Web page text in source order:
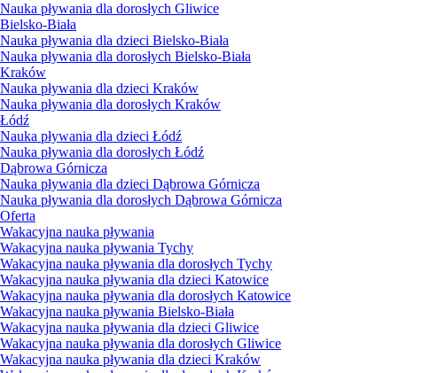
Nauka pływania dla dorosłych Gliwice
Bielsko-Biała
Nauka pływania dla dzieci Bielsko-Biała
Nauka pływania dla dorosłych Bielsko-Biała
Kraków
Nauka pływania dla dzieci Kraków
Nauka pływania dla dorosłych Kraków
Łódź
Nauka pływania dla dzieci Łódź
Nauka pływania dla dorosłych Łódź
Dąbrowa Górnicza
Nauka pływania dla dzieci Dąbrowa Górnicza
Nauka pływania dla dorosłych Dąbrowa Górnicza
Oferta
Wakacyjna nauka pływania
Wakacyjna nauka pływania Tychy
Wakacyjna nauka pływania dla dorosłych Tychy
Wakacyjna nauka pływania dla dzieci Katowice
Wakacyjna nauka pływania dla dorosłych Katowice
Wakacyjna nauka pływania Bielsko-Biała
Wakacyjna nauka pływania dla dzieci Gliwice
Wakacyjna nauka pływania dla dorosłych Gliwice
Wakacyjna nauka pływania dla dzieci Kraków